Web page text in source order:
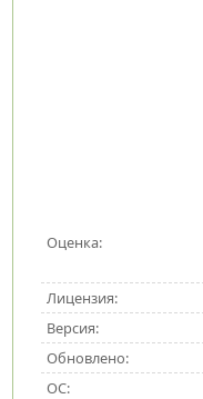
Оценка:
Лицензия:
Версия:
Обновлено:
ОС: